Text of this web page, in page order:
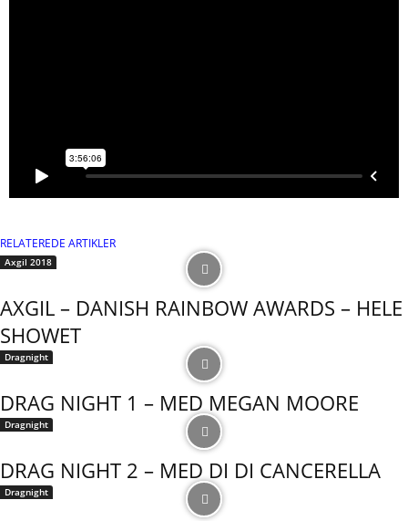
RELATEREDE ARTIKLER
Axgil 2018
AXGIL – DANISH RAINBOW AWARDS – HELE
SHOWET
Dragnight
DRAG NIGHT 1 – MED MEGAN MOORE
Dragnight
DRAG NIGHT 2 – MED DI DI CANCERELLA
Dragnight